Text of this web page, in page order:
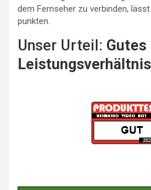
dem Fernseher zu verbinden,
punkten.
Unser Urteil: Gutes
Leistungsverhältnis